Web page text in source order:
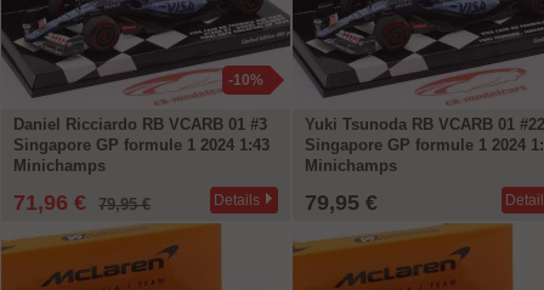
-10%
Daniel Ricciardo RB VCARB 01 #3
Singapore GP formule 1 2024 1:43
Minichamps
71,96 € 79,95 € Details
Yuki Tsunoda RB VCARB 01 #22
Singapore GP formule 1 2024
Minichamps
79,95 €